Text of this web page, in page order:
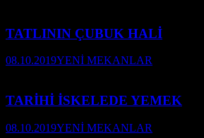
TATLININ ÇUBUK HALİ
08.10.2019YENİ MEKANLAR
TARİHİ İSKELEDE YEMEK
08.10.2019YENİ MEKANLAR